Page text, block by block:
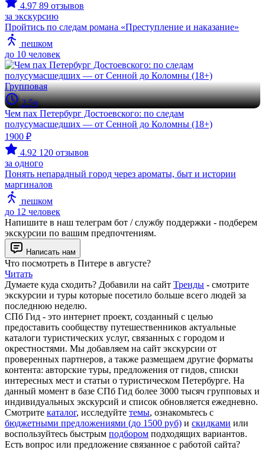
4.97 89 отзывов
за экскурсию
Пройтись по следам романа «Преступление и наказание»
пешком
до 10 человек
Групповая
2.5ч
Чем пах Петербург Достоевского: по следам
полусумасшедших — от Сенной до Коломны (18+)
1900 ₽
4.92 120 отзывов
за одного
Понять непарадный город через ароматы, быт и истории
маргиналов
пешком
до 12 человек
Напишите в наш телеграм бот / службу поддержки - подберем
экскурсии по вашим предпочтениям.
Написать нам
Что посмотреть в Питере в августе?
Читать
Думаете куда сходить? Добавили на сайт Тренды - смотрите
экскурсии и туры которые посетило больше всего людей за
последнюю неделю.
СПб Гид - это интернет проект, созданный с целью
предоставить сообществу путешественников актуальные
каталоги туристических услуг, связанных с городом и
окрестностями. Мы добавляем на сайт экскурсии от
проверенных партнеров, а также размещаем другие форматы
контента: авторские туры, предложения от гидов, списки
интересных мест и статьи о туристическом Петербурге. На
данный момент в базе СПб Гид более 3000 тысяч групповых и
индивидуальных экскурсий и список обновляется ежедневно.
Смотрите каталог, исследуйте темы, ознакомьтесь с
бюджетными предложениями (до 1500 руб) и скидками или
воспользуйтесь быстрым подбором подходящих вариантов.
Есть вопрос или предложение связанное с работой сайта?